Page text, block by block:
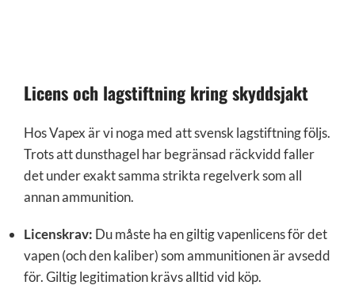
Licens och lagstiftning kring skyddsjakt
Hos Vapex är vi noga med att svensk lagstiftning följs.
Trots att dunsthagel har begränsad räckvidd faller
det under exakt samma strikta regelverk som all
annan ammunition.
Licenskrav: Du måste ha en giltig vapenlicens för det
vapen (och den kaliber) som ammunitionen är avsedd
för. Giltig legitimation krävs alltid vid köp.